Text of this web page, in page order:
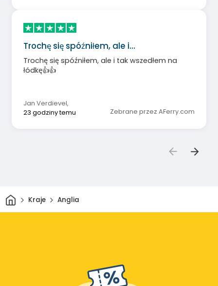
Trochę się spóźniłem, ale i…
Trochę się spóźniłem, ale i tak wszedłem na
łódkę👍👍
Jan Verdievel,
23 godziny temu
Zebrane przez AFerry.com
DomKraje Anglia